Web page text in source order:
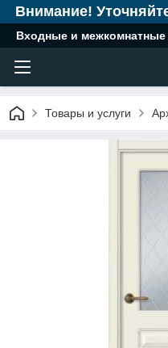
Внимание!
Входные и межкомнатные
Товары и услуги